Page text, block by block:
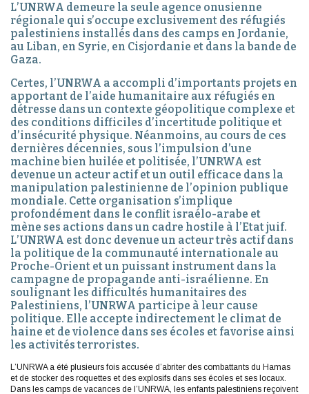
L’UNRWA demeure la seule agence onusienne
régionale qui s’occupe exclusivement des réfugiés
palestiniens installés dans des camps en Jordanie,
au Liban, en Syrie, en Cisjordanie et dans la bande de
Gaza.
Certes, l’UNRWA a accompli d’importants projets en
apportant de l’aide humanitaire aux réfugiés en
détresse dans un contexte géopolitique complexe et
des conditions difficiles d’incertitude politique et
d’insécurité physique. Néanmoins, au cours de ces
dernières décennies, sous l’impulsion d’une
machine bien huilée et politisée, l’UNRWA est
devenue un acteur actif et un outil efficace dans la
manipulation palestinienne de l’opinion publique
mondiale. Cette organisation s’implique
profondément dans le conflit israélo-arabe et
mène ses actions dans un cadre hostile à l’Etat juif.
L’UNRWA est donc devenue un acteur très actif dans
la politique de la communauté internationale au
Proche-Orient et un puissant instrument dans la
campagne de propagande anti-israélienne. En
soulignant les difficultés humanitaires des
Palestiniens, l’UNRWA participe à leur cause
politique. Elle accepte indirectement le climat de
haine et de violence dans ses écoles et favorise ainsi
les activités terroristes.
L’UNRWA a été plusieurs fois accusée d’abriter des combattants du Hamas
et de stocker des roquettes et des explosifs dans ses écoles et ses locaux.
Dans les camps de vacances de l’UNRWA, les enfants palestiniens reçoivent